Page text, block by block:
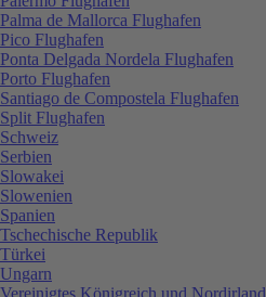
Palma de Mallorca Flughafen
Pico Flughafen
Ponta Delgada Nordela Flughafen
Porto Flughafen
Santiago de Compostela Flughafen
Split Flughafen
Schweiz
Serbien
Slowakei
Slowenien
Spanien
Tschechische Republik
Türkei
Ungarn
Vereinigtes Königreich und Nordirland